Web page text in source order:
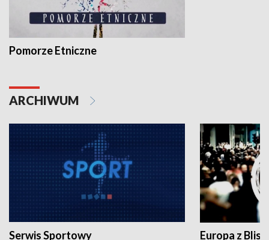
Pomorze Etniczne
ARCHIWUM
Serwis Sportowy Europa z